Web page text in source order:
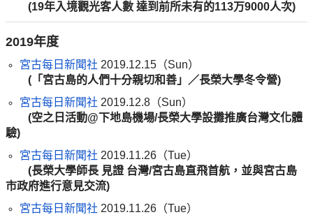
(19年入境觀光客人數 達到前所未有的113万9000人次)
2019年度
宮古每日新聞社 2019.12.15（Sun）
( 「宮古島的人們十分親切和善」／長榮大學冬令營)
宮古每日新聞社 2019.12.8（Sun）
(空之日活動@下地島機場/長榮大學設攤推廣台灣文化體
驗)
宮古每日新聞社 2019.11.26（Tue）
(長榮大學師長 見證 台灣/宮古島直飛首航，並與宮古島
市政府進行意見交流)
宮古每日新聞社 2019.11.26（Tue）